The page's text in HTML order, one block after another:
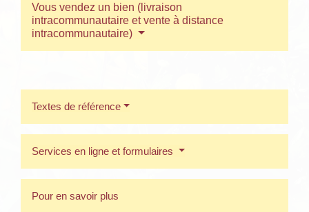
Vous vendez un bien (livraison
intracommunautaire et vente à distance
intracommunautaire)
Textes de référence
Services en ligne et formulaires
Pour en savoir plus